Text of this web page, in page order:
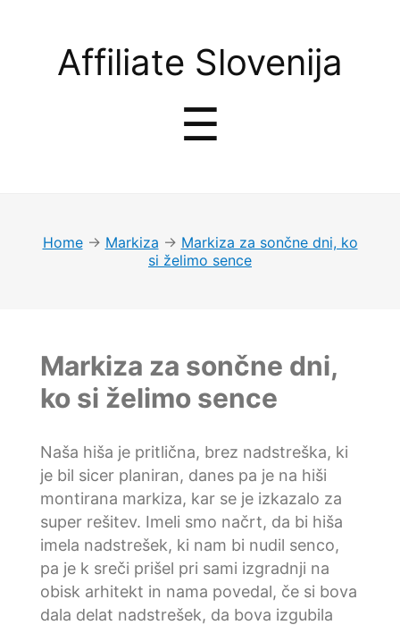
Affiliate
Slovenija
Affiliate Slovenija
☰
Home → Markiza → Markiza za sončne dni, ko
si želimo sence
Markiza za sončne dni,
ko si želimo sence
Naša hiša je pritlična, brez nadstreška, ki
je bil sicer planiran, danes pa je na hiši
montirana markiza, kar se je izkazalo za
super rešitev. Imeli smo načrt, da bi hiša
imela nadstrešek, ki nam bi nudil senco,
pa je k sreči prišel pri sami izgradnji na
obisk arhitekt in nama povedal, če si bova
dala delat nadstrešek, da bova izgubila